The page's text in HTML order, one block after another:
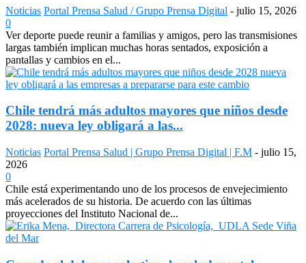
Noticias Portal Prensa Salud / Grupo Prensa Digital - julio 15, 2026
0
Ver deporte puede reunir a familias y amigos, pero las transmisiones
largas también implican muchas horas sentados, exposición a
pantallas y cambios en el...
Chile tendrá más adultos mayores que niños desde
2028: nueva ley obligará a las...
Noticias Portal Prensa Salud | Grupo Prensa Digital | F.M - julio 15,
2026
0
Chile está experimentando uno de los procesos de envejecimiento
más acelerados de su historia. De acuerdo con las últimas
proyecciones del Instituto Nacional de...